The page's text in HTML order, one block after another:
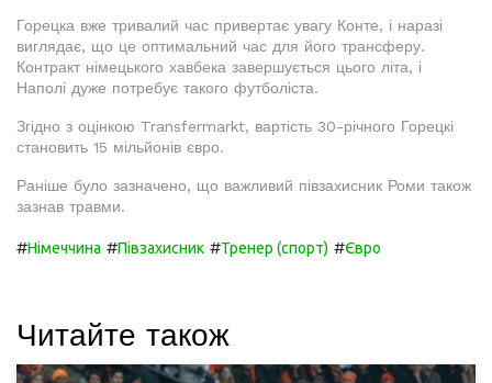
Горецка вже тривалий час привертає увагу Конте, і наразі
виглядає, що це оптимальний час для його трансферу.
Контракт німецького хавбека завершується цього літа, і
Наполі дуже потребує такого футболіста.
Згідно з оцінкою Transfermarkt, вартість 30-річного Горецкі
становить 15 мільйонів євро.
Раніше було зазначено, що важливий півзахисник Роми також
зазнав травми.
#Німеччина #Півзахисник #Тренер (спорт) #Євро
Читайте також